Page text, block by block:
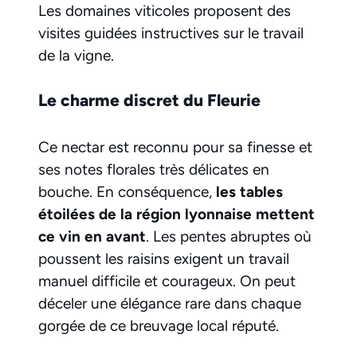
Les domaines viticoles proposent des
visites guidées instructives sur le travail
de la vigne.
Le charme discret du Fleurie
Ce nectar est reconnu pour sa finesse et
ses notes florales très délicates en
bouche. En conséquence, les tables
étoilées de la région lyonnaise mettent
ce vin en avant. Les pentes abruptes où
poussent les raisins exigent un travail
manuel difficile et courageux. On peut
déceler une élégance rare dans chaque
gorgée de ce breuvage local réputé.